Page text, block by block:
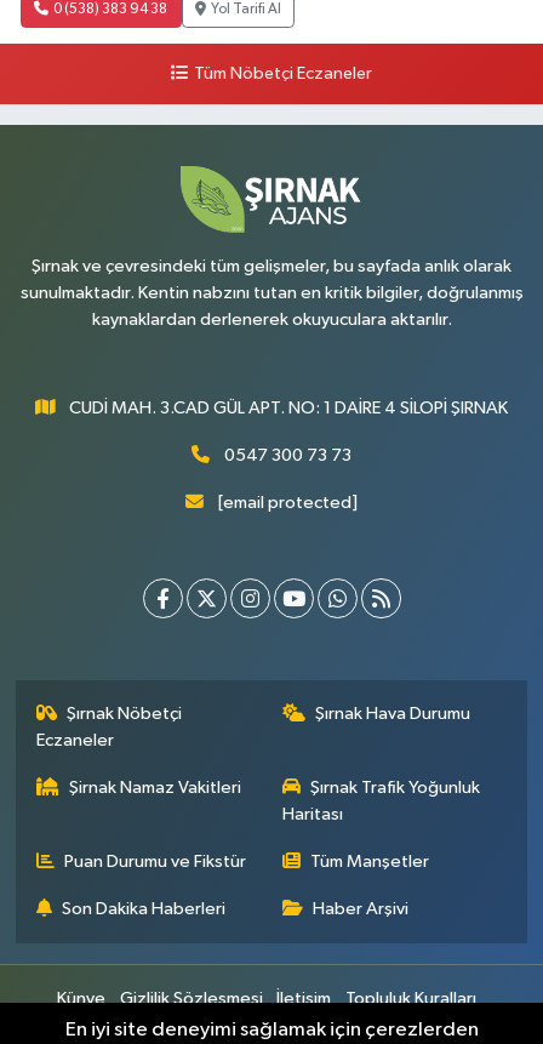
0 (538) 383 94 38 Yol Tarifi Al
Tüm Nöbetçi Eczaneler
Şırnak ve çevresindeki tüm gelişmeler, bu sayfada anlık olarak
sunulmaktadır. Kentin nabzını tutan en kritik bilgiler, doğrulanmış
kaynaklardan derlenerek okuyuculara aktarılır.
CUDİ MAH. 3.CAD GÜL APT. NO: 1 DAİRE 4 SİLOPİ ŞIRNAK
0547 300 73 73
[email protected]
Şırnak Nöbetçi
Eczaneler
Şırnak Hava Durumu
Şirnak Namaz Vakitleri
Şırnak Trafik Yoğunluk
Haritası
Puan Durumu ve Fikstür Tüm Manşetler
Son Dakika Haberleri Haber Arşivi
Künye Gizlilik Sözleşmesi İletişim
Topluluk Kuralları
Yayın İlkeleri
En iyi site deneyimi sağlamak için çerezlerden